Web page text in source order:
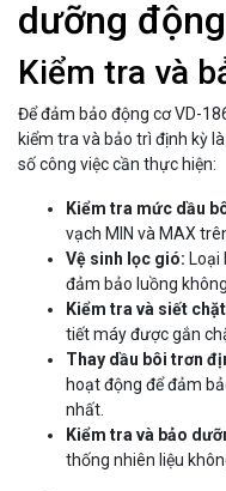
dưỡng
Kiểm tra và
Để đảm bảo động cơ VD-
kiểm tra và bảo trì định kỳ
số công việc cần thực hiện:
Kiểm tra mức dầu
vạch MIN và MAX
Vệ sinh lọc gió: Loại
đảm bảo luồng
Kiểm tra và siết
tiết máy được gắn
Thay dầu bôi trơn
hoạt động để đảm
nhất.
Kiểm tra và bảo
thống nhiên liệu